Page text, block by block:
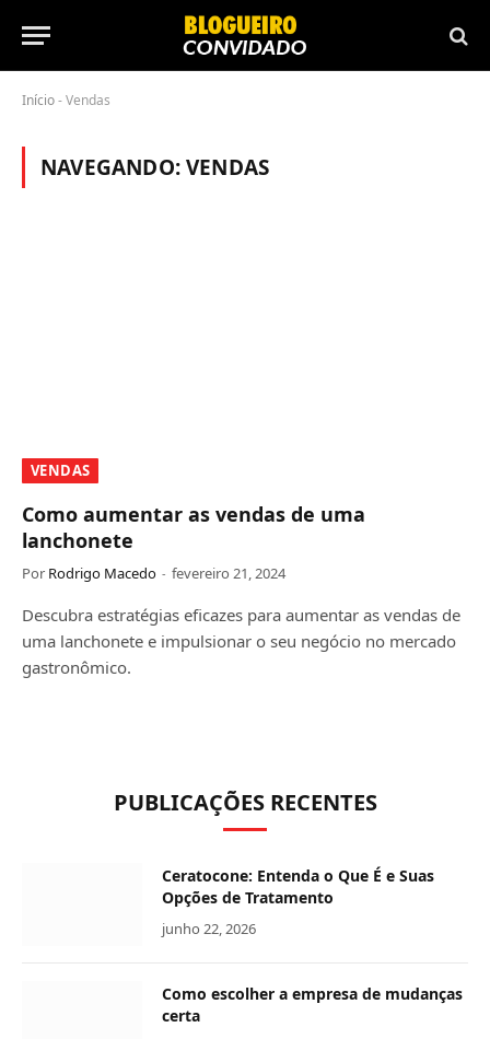
Início-Vendas
NAVEGANDO:VENDAS
VENDAS
Como aumentar as vendas de uma
lanchonete
Por Rodrigo Macedo fevereiro 21, 2024
Descubra estratégias eficazes para aumentar as vendas de
uma lanchonete e impulsionar o seu negócio no mercado
gastronômico.
PUBLICAÇÕES RECENTES
Ceratocone: Entenda o Que É e Suas
Opções de Tratamento
junho 22, 2026
Como escolher a empresa de mudanças
certa